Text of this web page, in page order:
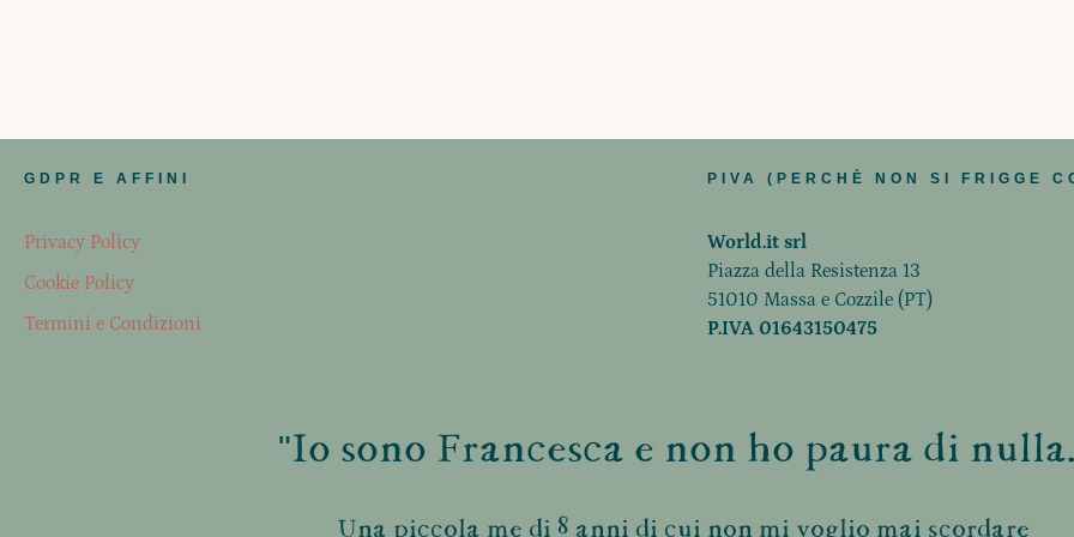
GDPR E AFFINI
Privacy Policy
Cookie Policy
Termini e Condizioni
PIVA (PERCHÈ NON SI FRIGGE
World.it srl
Piazza della Resistenza 13
51010 Massa e Cozzile (PT)
P.IVA 01643150475
"Io sono Francesca e non ho paura di
Una piccola me di 8 anni di cui non mi voglio mai scordare